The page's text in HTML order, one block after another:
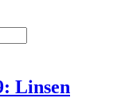
Linsen